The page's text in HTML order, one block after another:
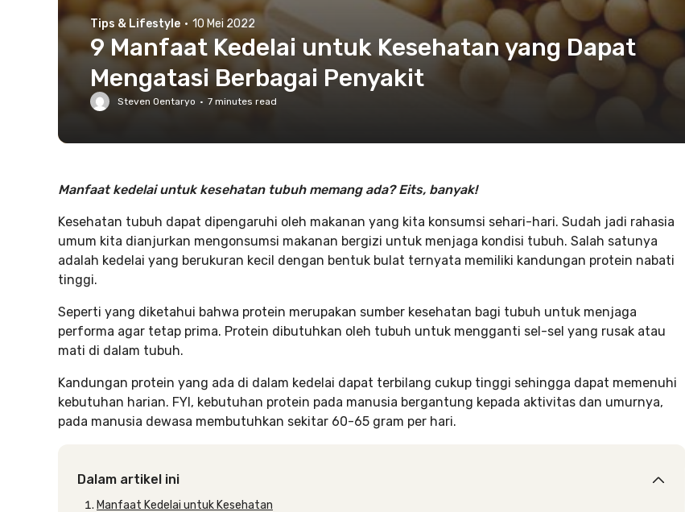
Tips & Lifestyle · 10 Mei 2022
9 Manfaat Kedelai untuk Kesehatan yang Dapat
Mengatasi Berbagai Penyakit
Steven Oentaryo · 7 minutes read
Manfaat kedelai untuk kesehatan tubuh memang ada? Eits, banyak!
Kesehatan tubuh dapat dipengaruhi oleh makanan yang kita konsumsi sehari-hari. Sudah jadi rahasia
umum kita dianjurkan mengonsumsi makanan bergizi untuk menjaga kondisi tubuh. Salah satunya
adalah kedelai yang berukuran kecil dengan bentuk bulat ternyata memiliki kandungan protein nabati
tinggi.
Seperti yang diketahui bahwa protein merupakan sumber kesehatan bagi tubuh untuk menjaga
performa agar tetap prima. Protein dibutuhkan oleh tubuh untuk mengganti sel-sel yang rusak atau
mati di dalam tubuh.
Kandungan protein yang ada di dalam kedelai dapat terbilang cukup tinggi sehingga dapat memenuhi
kebutuhan harian. FYI, kebutuhan protein pada manusia bergantung kepada aktivitas dan umurnya,
pada manusia dewasa membutuhkan sekitar 60-65 gram per hari.
Dalam artikel ini
Manfaat Kedelai untuk Kesehatan